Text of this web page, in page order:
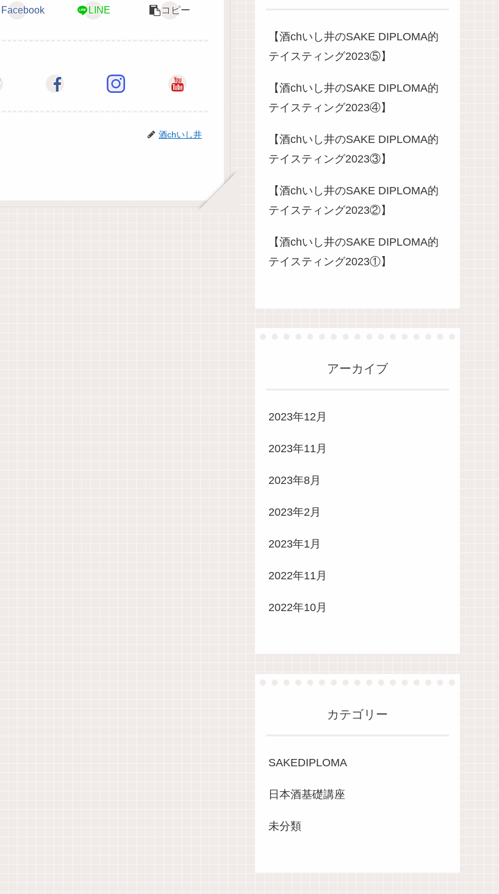
Facebook LINE コピー
酒chいし井
【酒chいし井のSAKE DIPLOMA的
テイスティング2023⑤】
【酒chいし井のSAKE DIPLOMA的
テイスティング2023④】
【酒chいし井のSAKE DIPLOMA的
テイスティング2023③】
【酒chいし井のSAKE DIPLOMA的
テイスティング2023②】
【酒chいし井のSAKE DIPLOMA的
テイスティング2023①】
アーカイブ
2023年12月
2023年11月
2023年8月
2023年2月
2023年1月
2022年11月
2022年10月
カテゴリー
SAKEDIPLOMA
日本酒基礎講座
未分類